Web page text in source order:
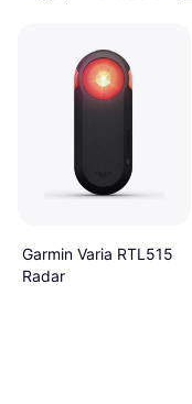
Garmin Varia RTL515
Radar